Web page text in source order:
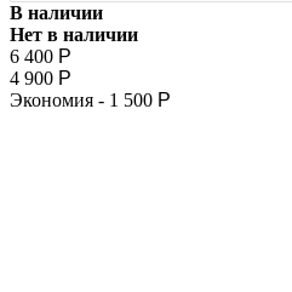
В наличии
Нет в наличии
6 400 Р
4 900 Р
Экономия - 1 500 Р